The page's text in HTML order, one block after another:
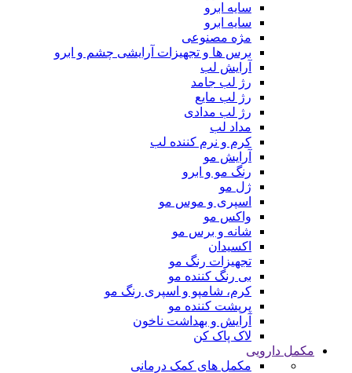
سایه ابرو
سایه ابرو
مژه مصنوعی
برس ها و تجهیزات آرایشی چشم و ابرو
آرایش لب
رژ لب جامد
رژ لب مایع
رژ لب مدادی
مداد لب
کرم و نرم کننده لب
آرایش مو
رنگ مو و ابرو
ژل مو
اسپری و موس مو
واکس مو
شانه و برس مو
اکسیدان
تجهیزات رنگ مو
بی رنگ کننده مو
کرم، شامپو و اسپری رنگ مو
پرپشت کننده مو
آرایش و بهداشت ناخون
لاک پاک کن
مکمل دارویی
مکمل های کمک درمانی